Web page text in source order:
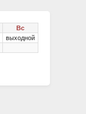
Вс
выходной